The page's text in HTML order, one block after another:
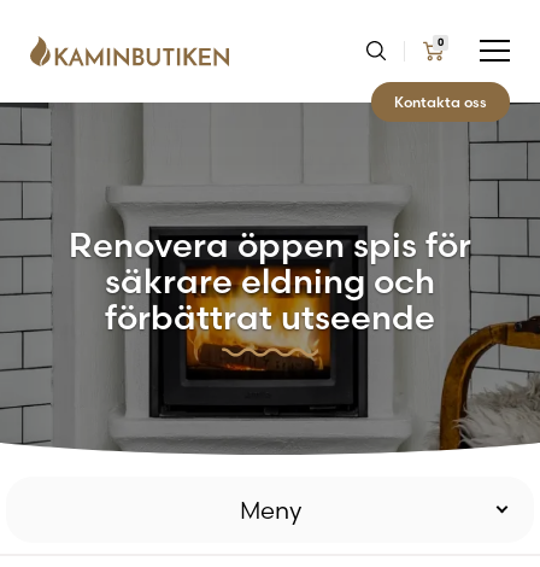
0
Kontakta oss
Renovera öppen spis för
säkrare eldning och
förbättrat utseende
Meny